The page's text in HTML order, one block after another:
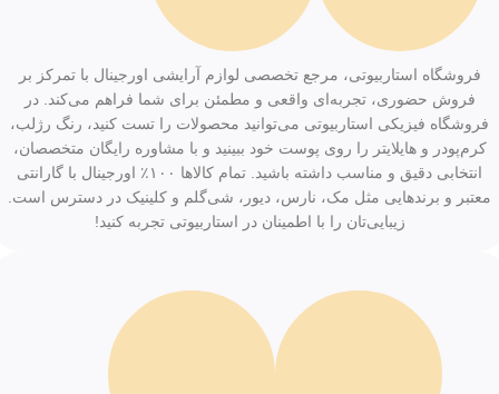
فروشگاه استاربیوتی، مرجع تخصصی لوازم آرایشی اورجینال با تمرکز بر
فروش حضوری، تجربه‌ای واقعی و مطمئن برای شما فراهم می‌کند. در
فروشگاه فیزیکی استاربیوتی می‌توانید محصولات را تست کنید، رنگ رژلب،
کرم‌پودر و هایلایتر را روی پوست خود ببینید و با مشاوره رایگان متخصصان،
انتخابی دقیق و مناسب داشته باشید. تمام کالاها ۱۰۰٪ اورجینال با گارانتی
معتبر و برندهایی مثل مک، نارس، دیور، شی‌گلم و کلینیک در دسترس است.
زیبایی‌تان را با اطمینان در استاربیوتی تجربه کنید!